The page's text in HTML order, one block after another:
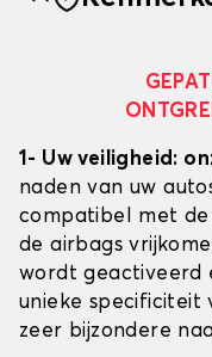
1- Uw veiligheid:
naden van uw
compatibel met de
de airbags
wordt geactiveerd
unieke specificiteit
zeer bijzondere